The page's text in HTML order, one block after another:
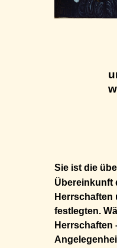
Sie ist die
Übereinkunft
Herrschaften
festlegten.
Herrschaften